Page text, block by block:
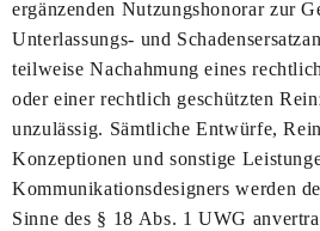
ergänzenden Nutzungshonorar zur
Unterlassungs- und
teilweise Nachahmung eines
oder einer rechtlich geschützten
unzulässig. Sämtliche Entwürfe,
Konzeptionen und sonstige
Kommunikationsdesigners werden
Sinne des § 18 Abs. 1 UWG